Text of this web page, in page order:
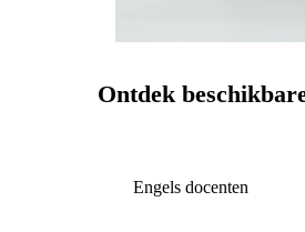
Ontdek
Engels docenten